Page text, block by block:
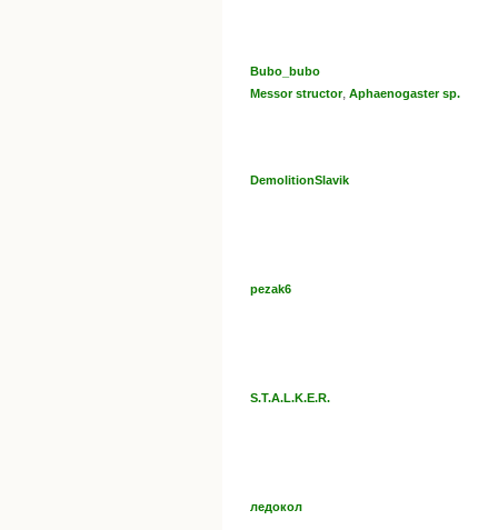
Bubo_bubo
Messor structor, Aphaenogaster sp.
DemolitionSlavik
pezak6
S.T.A.L.K.E.R.
ледокол